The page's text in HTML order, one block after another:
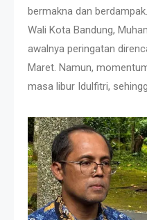
bermakna dan
Wali Kota Bandung,
awalnya peringatan
Maret. Namun,
masa libur Idulfitri,